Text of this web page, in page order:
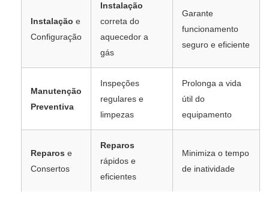
Instalação e
Configuração
Instalação
correta do
aquecedor a
gás
Garante
funcionamento
seguro e eficiente
Manutenção
Preventiva
Inspeções
regulares e
limpezas
Prolonga a vida
útil do
equipamento
Reparos e
Consertos
Reparos
rápidos e
eficientes
Minimiza o tempo
de inatividade